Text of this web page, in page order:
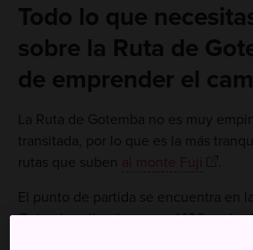
Todo lo que
sobre la Ruta de
de emprender el
La Ruta de Gotemba no es muy
transitada, por lo que es la más
rutas que suben al monte Fuji
El punto de partida se encuentra en
Gotemba, situada a unos 1400 m de